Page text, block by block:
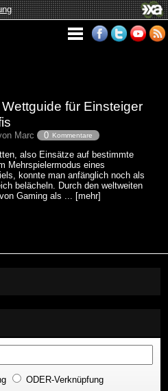
für Einsteiger
Marc 0 Kommentare
also Einsätze auf bestimmte
Mehrspielermodus eines
konnte man anfänglich noch als
belächeln. Durch den weltweiten
Gaming als ... [mehr]
ODER-Verknüpfung